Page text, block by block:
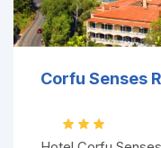
Corfu Senses